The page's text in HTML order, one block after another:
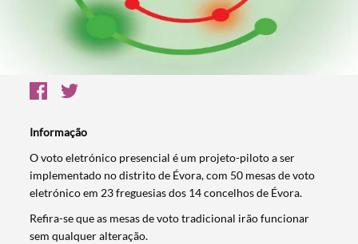
Informação
​O voto eletrónico presencial é um projeto-piloto a ser
implementado no distrito de Évora, com 50 mesas de voto
eletrónico em 23 freguesias dos 14 concelhos de Évora.
Refira-se que as mesas de voto tradicional irão funcionar
sem qualquer alteração.